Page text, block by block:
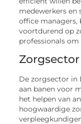
medewerkers en
office managers,
voortdurend op
professionals
Zorgsector
De zorgsector in
aan banen voor
het helpen van
hoogwaardige